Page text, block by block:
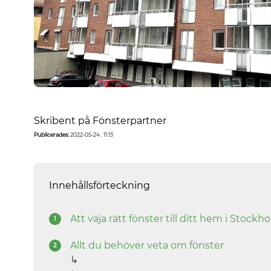
Skribent på Fönsterpartner
Publicerades:2022-05-24 : 11:13
Innehållsförteckning
Att väja rätt fönster till ditt hem i
Allt du behöver veta om fönster
↳